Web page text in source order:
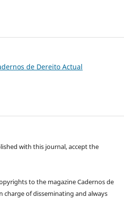
de Dereito Actual
with this journal, accept the
to the magazine Cadernos de
charge of disseminating and always